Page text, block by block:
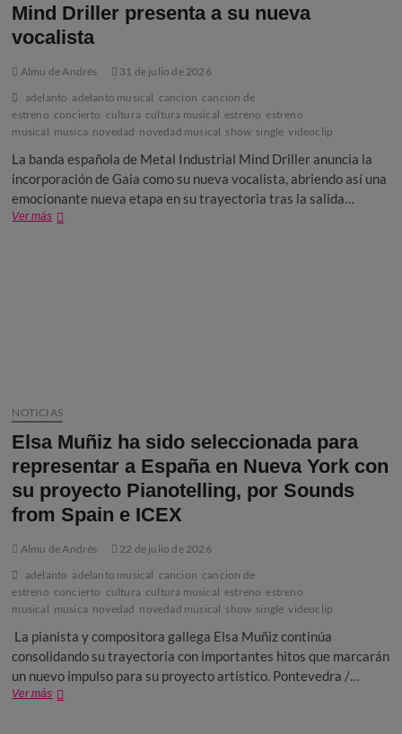
Mind Driller presenta a su nueva
vocalista
Almu de Andrés
31 de julio de 2026
adelanto adelanto musical cancion cancion de
estreno concierto cultura cultura musical estreno estreno
musical musica novedad novedad musical show single videoclip
La banda española de Metal Industrial Mind Driller anuncia la
incorporación de Gaia como su nueva vocalista, abriendo así una
emocionante nueva etapa en su trayectoria tras la salida…
Ver másMind
NOTICIAS
Elsa Muñiz ha sido seleccionada para
representar a España en Nueva York con
su proyecto Pianotelling, por Sounds
from Spain e ICEX
Almu de Andrés
22 de julio de 2026
adelanto adelanto musical cancion cancion de
estreno concierto cultura cultura musical estreno estreno
musical musica novedad novedad musical show single videoclip
La pianista y compositora gallega Elsa Muñiz continúa
consolidando su trayectoria con importantes hitos que marcarán
un nuevo impulso para su proyecto artístico. Pontevedra /…
Ver másElsa